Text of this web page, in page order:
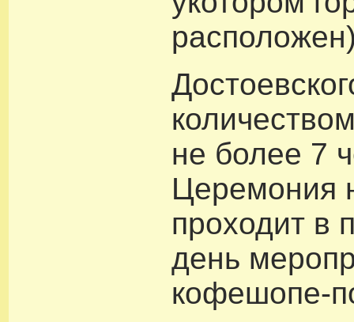
не более 7
Церемония
проходит в
день
кофешопе-